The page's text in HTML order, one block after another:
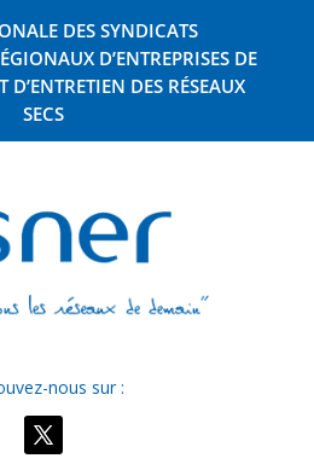
DES SYNDICATS
D’ENTREPRISES DE
DES RÉSEAUX
SECS
nous sur :